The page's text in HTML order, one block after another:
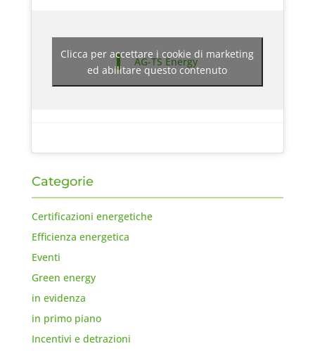
AG-TS Energy
Clicca per accettare i cookie di marketing
ed abilitare questo contenuto
Categorie
Certificazioni energetiche
Efficienza energetica
Eventi
Green energy
in evidenza
in primo piano
Incentivi e detrazioni